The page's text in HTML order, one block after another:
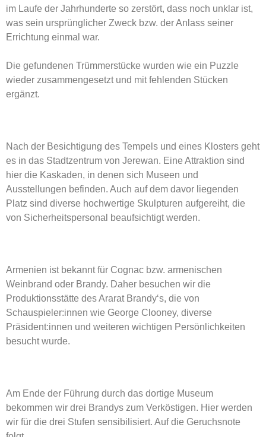
im Laufe der Jahrhunderte so zerstört, dass noch unklar ist,
was sein ursprünglicher Zweck bzw. der Anlass seiner
Errichtung einmal war.
Die gefundenen Trümmerstücke wurden wie ein Puzzle
wieder zusammengesetzt und mit fehlenden Stücken
ergänzt.
Nach der Besichtigung des Tempels und eines Klosters geht
es in das Stadtzentrum von Jerewan. Eine Attraktion sind
hier die Kaskaden, in denen sich Museen und
Ausstellungen befinden. Auch auf dem davor liegenden
Platz sind diverse hochwertige Skulpturen aufgereiht, die
von Sicherheitspersonal beaufsichtigt werden.
Armenien ist bekannt für Cognac bzw. armenischen
Weinbrand oder Brandy. Daher besuchen wir die
Produktionsstätte des Ararat Brandy‘s, die von
Schauspieler:innen wie George Clooney, diverse
Präsident:innen und weiteren wichtigen Persönlichkeiten
besucht wurde.
Am Ende der Führung durch das dortige Museum
bekommen wir drei Brandys zum Verköstigen. Hier werden
wir für die drei Stufen sensibilisiert. Auf die Geruchsnote